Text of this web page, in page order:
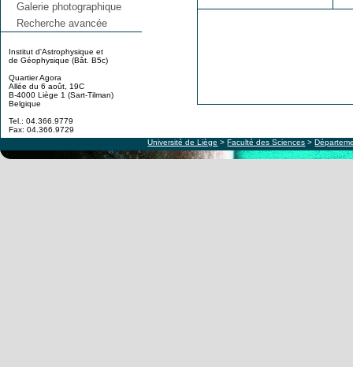
Galerie photographique
Recherche avancée
Institut d'Astrophysique et
de Géophysique (Bât. B5c)
Quartier Agora
Allée du 6 août, 19C
B-4000 Liège 1 (Sart-Tilman)
Belgique
Tel.: 04.366.9779
Fax: 04.366.9729
Université de Liège >Faculté des Sciences >